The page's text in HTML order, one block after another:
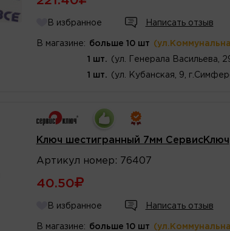
В избранное Написать отзыв
В магазине: больше 10 шт
1 шт. (ул. Генерала Васильева,
1 шт. (ул. Кубанская, 9,
Ключ шестигранный 7мм СервисКлюч
Артикул номер : 76407
40.50
В избранное Написать отзыв
В магазине: больше 10 шт